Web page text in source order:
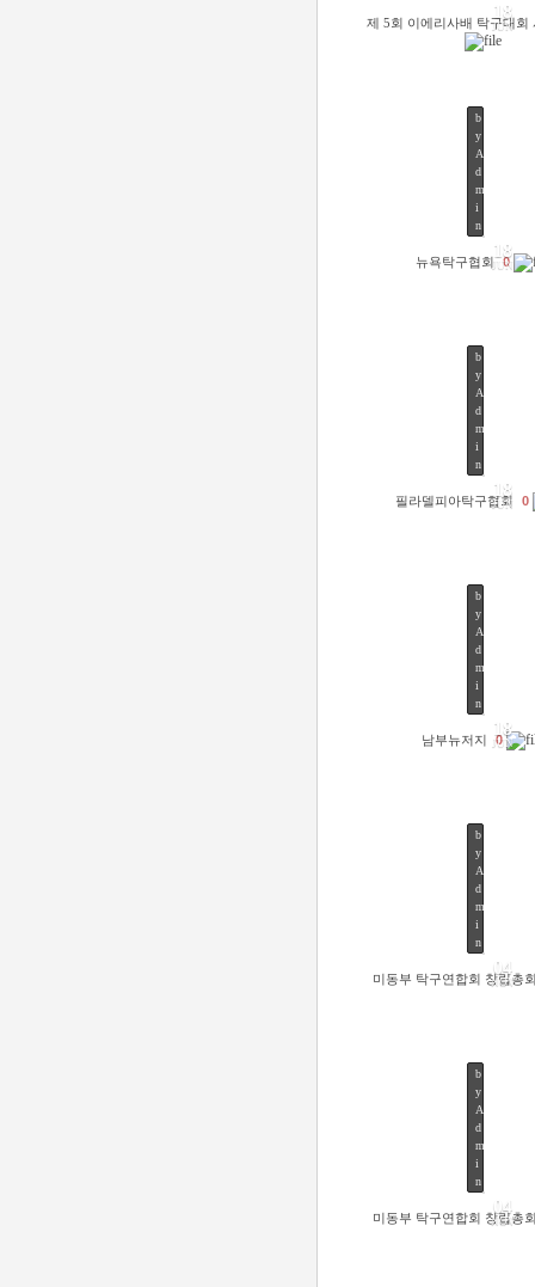
18
JUN
0
1
제 5회 이에리사배 탁구대회
18
JUN
b
y
A
d
m
i
n
뉴욕탁구협회 0
18
JUN
b
y
A
d
m
i
n
필라델피아탁구협회 0
18
JUN
b
y
A
d
m
i
n
남부뉴저지 0
04
NOV
b
y
A
d
m
i
n
미동부 탁구연합회 창립총
04
NOV
b
y
A
d
m
i
n
미동부 탁구연합회 창립총